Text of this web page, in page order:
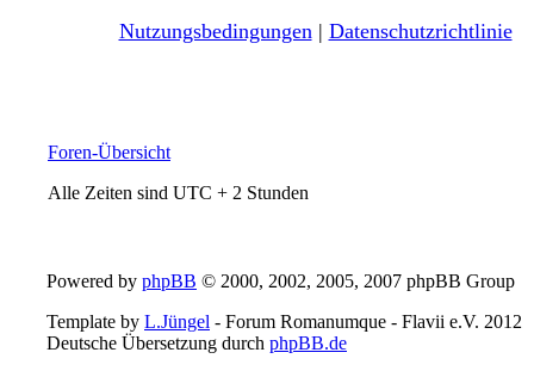
Nutzungsbedingungen| Datenschutzrichtlinie
Foren-Übersicht
Alle Zeiten sind UTC + 2 Stunden
Powered by phpBB © 2000, 2002, 2005, 2007 phpBB Group
Template by L.Jüngel - Forum Romanumque - Flavii e.V. 2012
Deutsche Übersetzung durch phpBB.de